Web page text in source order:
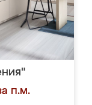
п.м.